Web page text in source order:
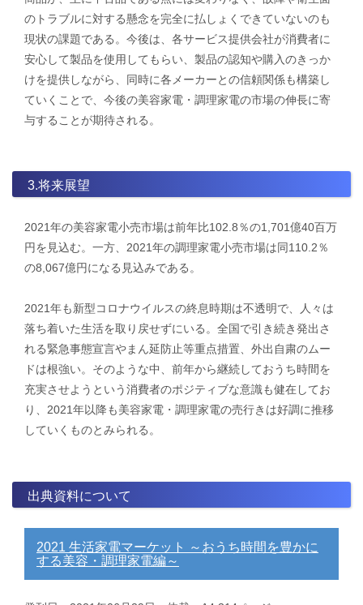
のトラブルに対する懸念を完全に払しょくできていないのも
現状の課題である。今後は、各サービス提供会社が消費者に
安心して製品を使用してもらい、製品の認知や購入のきっか
けを提供しながら、同時に各メーカーとの信頼関係も構築し
ていくことで、今後の美容家電・調理家電の市場の伸長に寄
与することが期待される。
3.将来展望
2021年の美容家電小売市場は前年比102.8％の1,701億40百万
円を見込む。一方、2021年の調理家電小売市場は同110.2％
の8,067億円になる見込みである。
2021年も新型コロナウイルスの終息時期は不透明で、人々は
落ち着いた生活を取り戻せずにいる。全国で引き続き発出さ
れる緊急事態宣言やまん延防止等重点措置、外出自粛のムー
ドは根強い。そのような中、前年から継続しておうち時間を
充実させようという消費者のポジティブな意識も健在してお
り、2021年以降も美容家電・調理家電の売行きは好調に推移
していくものとみられる。
出典資料について
2021 生活家電マーケット ～おうち時間を豊かに
する美容・調理家電編～